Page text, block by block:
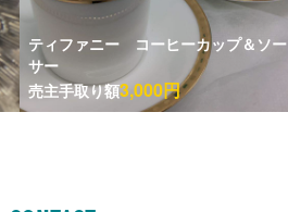
ティファニー コーヒーカップ＆ソー
サー
売主手取り額3,000円